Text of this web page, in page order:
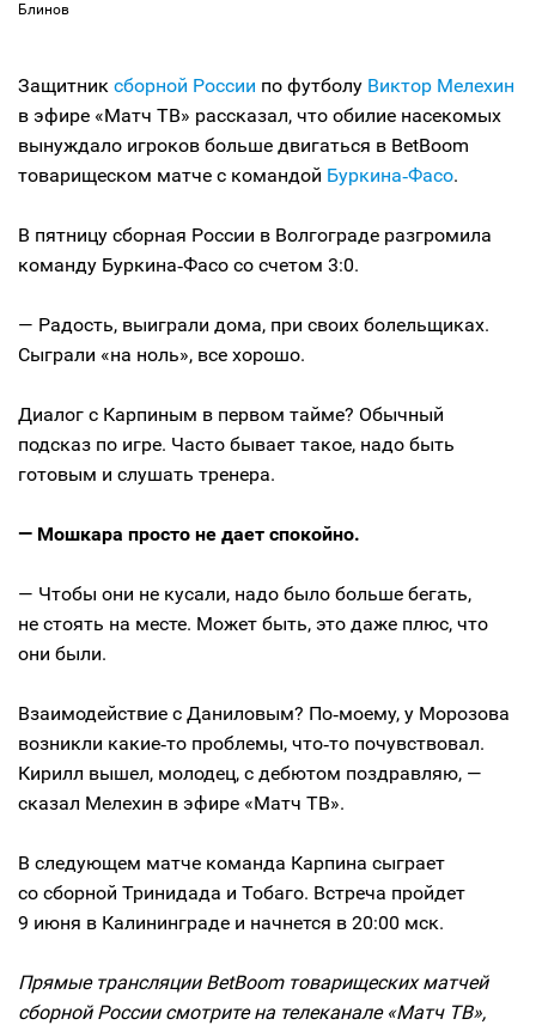
Блинов
Защитник сборной России по футболу Виктор Мелехин
в эфире «Матч ТВ» рассказал, что обилие насекомых
вынуждало игроков больше двигаться в BetBoom
товарищеском матче с командой Буркина‑Фасо.
В пятницу сборная России в Волгограде разгромила
команду Буркина‑Фасо со счетом 3:0.
— Радость, выиграли дома, при своих болельщиках.
Сыграли «на ноль», все хорошо.
Диалог с Карпиным в первом тайме? Обычный
подсказ по игре. Часто бывает такое, надо быть
готовым и слушать тренера.
— Мошкара просто не дает спокойно.
— Чтобы они не кусали, надо было больше бегать,
не стоять на месте. Может быть, это даже плюс, что
они были.
Взаимодействие с Даниловым? По‑моему, у Морозова
возникли какие‑то проблемы, что‑то почувствовал.
Кирилл вышел, молодец, с дебютом поздравляю, —
сказал Мелехин в эфире «Матч ТВ».
В следующем матче команда Карпина сыграет
со сборной Тринидада и Тобаго. Встреча пройдет
9 июня в Калининграде и начнется в 20:00 мск.
Прямые трансляции BetBoom товарищеских матчей
сборной России смотрите на телеканале «Матч ТВ»,